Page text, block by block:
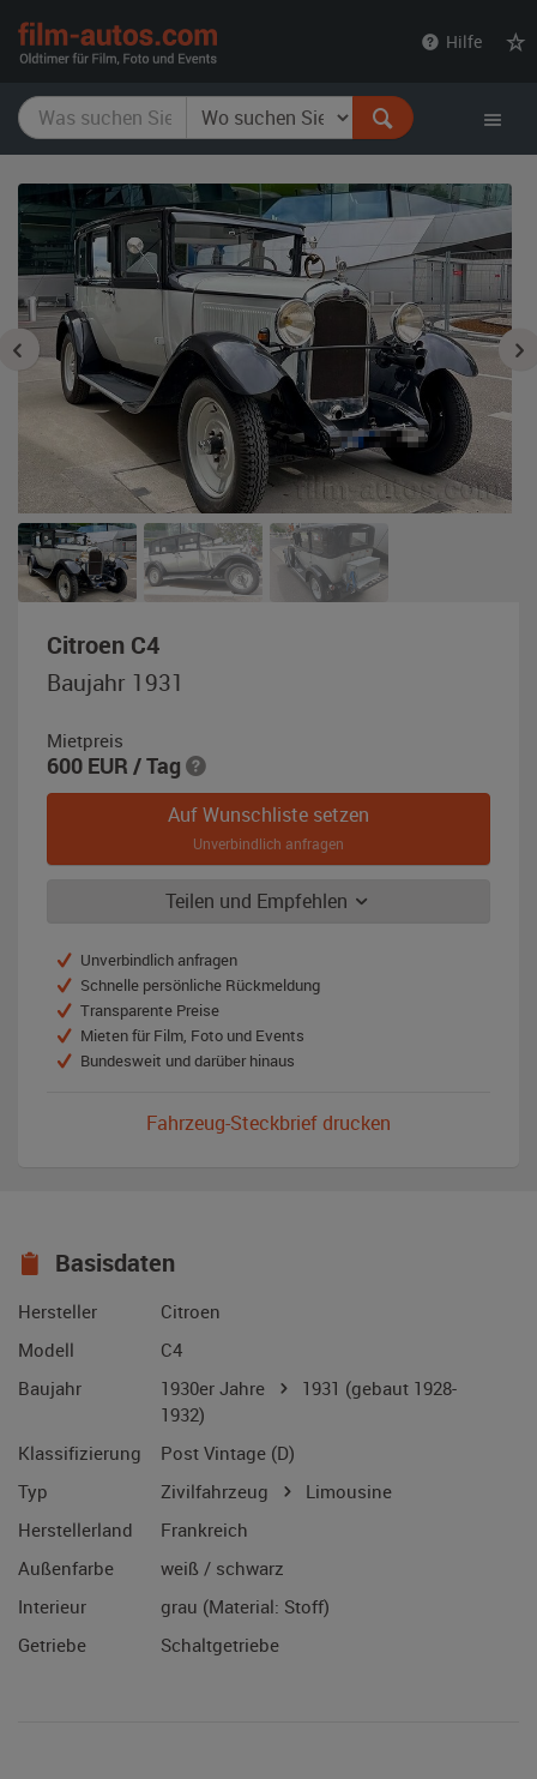
Hilfe
Citroen C4,
Baujahr
1931,
/
schwarz
Baujahr 1931
Mietpreis
600 EUR / Tag
Auf Wunschliste setzen
Unverbindlich anfragen
Teilen und Empfehlen
Unverbindlich anfragen
Schnelle persönliche Rückmeldung
Transparente Preise
Mieten für Film, Foto und Events
Bundesweit und darüber hinaus
Fahrzeug-Steckbrief drucken
Basisdaten
Hersteller
Citroen
Modell
C4
Baujahr
1930er Jahre 1931 (gebaut 1928-
1932)
Klassifizierung
Post Vintage (D)
Typ
Zivilfahrzeug
Limousine
Herstellerland
Frankreich
Außenfarbe
weiß / schwarz
Interieur
grau (Material: Stoff)
Getriebe
Schaltgetriebe